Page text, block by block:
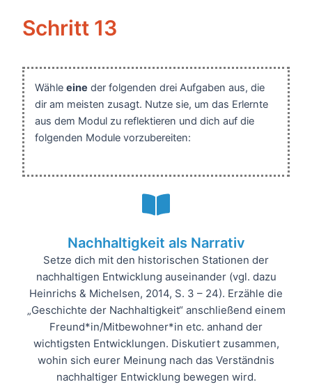
Schritt 13
Wähle eine der folgenden drei Aufgaben aus, die
dir am meisten zusagt. Nutze sie, um das Erlernte
aus dem Modul zu reflektieren und dich auf die
folgenden Module vorzubereiten:
Nachhaltigkeit als Narrativ
Setze dich mit den historischen Stationen der
nachhaltigen Entwicklung auseinander (vgl. dazu
Heinrichs & Michelsen, 2014, S. 3 – 24). Erzähle die
„Geschichte der Nachhaltigkeit“ anschließend einem
Freund*in/Mitbewohner*in etc. anhand der
wichtigsten Entwicklungen. Diskutiert zusammen,
wohin sich eurer Meinung nach das Verständnis
nachhaltiger Entwicklung bewegen wird.